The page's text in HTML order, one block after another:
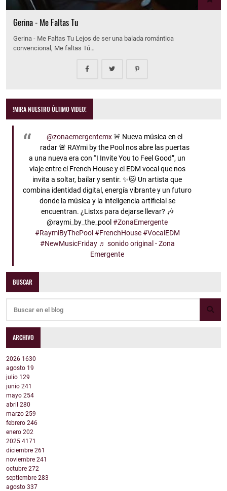
Gerina - Me Faltas Tu
Gerina - Me Faltas Tu Lejos de ser una balada romántica
convencional, Me faltas Tú…
!MIRA NUESTRO ÚLTIMO VIDEO!
@zonaemergentemx🚨 Nueva música en el
radar 🚨 RAYmi by the Pool nos abre las puertas
a una nueva era con “I Invite You to Feel Good”, un
viaje entre el French House y el EDM vocal que nos
invita a soltar, bailar y sentir. ✨🐱 Un artista que
combina identidad digital, energía vibrante y un futuro
donde la música y la inteligencia artificial se
encuentran. ¿Listxs para dejarse llevar? 🎶
@raymi_by_the_pool #ZonaEmergente
#RaymiByThePool #FrenchHouse #VocalEDM
#NewMusicFriday ♬ sonido original - Zona
Emergente
BUSCAR
ARCHIVO
2026 1630
agosto 19
julio 129
junio 241
mayo 254
abril 280
marzo 259
febrero 246
enero 202
2025 4171
diciembre 261
noviembre 241
octubre 272
septiembre 283
agosto 337